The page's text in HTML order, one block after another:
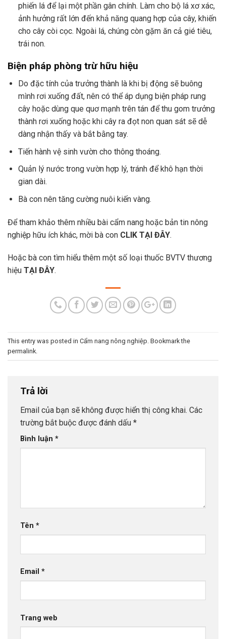
phiến lá để lại một phần gân chính. Làm cho bộ lá xơ xác,
ảnh hưởng rất lớn đến khả năng quang hợp của cây, khiến
cho cây còi cọc. Ngoài lá, chúng còn gặm ăn cả gié tiêu,
trái non.
Biện pháp phòng trừ hữu hiệu
Do đặc tính của trưởng thành là khi bị động sẽ buông
mình rơi xuống đất, nên có thể áp dụng biện pháp rung
cây hoặc dùng que quơ mạnh trên tán để thu gom trưởng
thành rơi xuống hoặc khi cây ra đọt non quan sát sẽ dễ
dàng nhận thấy và bắt bằng tay.
Tiến hành vệ sinh vườn cho thông thoáng.
Quản lý nước trong vườn hợp lý, tránh để khô hạn thời
gian dài.
Bà con nên tăng cường nuôi kiến vàng.
Để tham khảo thêm nhiều bài cẩm nang hoặc bản tin nông
nghiệp hữu ích khác, mời bà con CLIK TẠI ĐÂY.
Hoặc bà con tìm hiểu thêm một số loại thuốc BVTV thương
hiệu TẠI ĐÂY.
This entry was posted in Cẩm nang nông nghiệp . Bookmark the
permalink
Trả lời
Email của bạn sẽ không được hiển thị công khai. Các
trường bắt buộc được đánh dấu *
Bình luận *
Tên *
Email *
Trang web